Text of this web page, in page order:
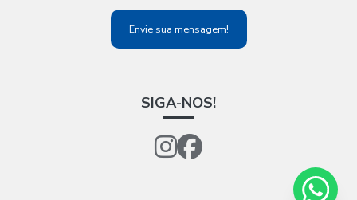
Envie sua mensagem!
SIGA-NOS!